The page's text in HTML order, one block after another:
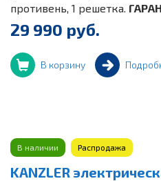
противень, 1 решетка.
29 990 руб.
В корзину
В наличии Распродажа
KANZLER